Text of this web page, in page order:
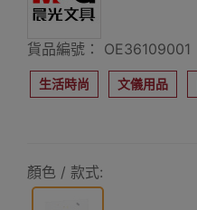
貨品編號： OE36109001
生活時尚 文儀用品
顏色 / 款式: